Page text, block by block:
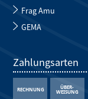
Frag Amu
GEMA
Zahlungsarten